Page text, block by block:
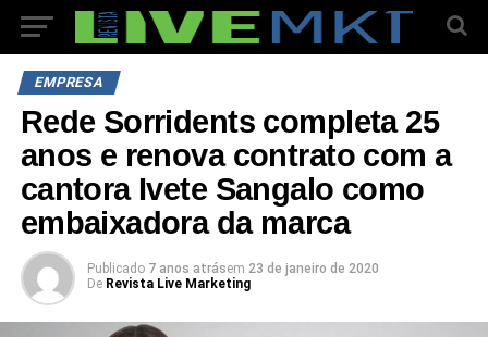
EMPRESA
Rede Sorridents completa 25
anos e renova contrato com a
cantora Ivete Sangalo como
embaixadora da marca
Publicado 7 anos atrásem 23 de janeiro de 2020
De Revista Live Marketing